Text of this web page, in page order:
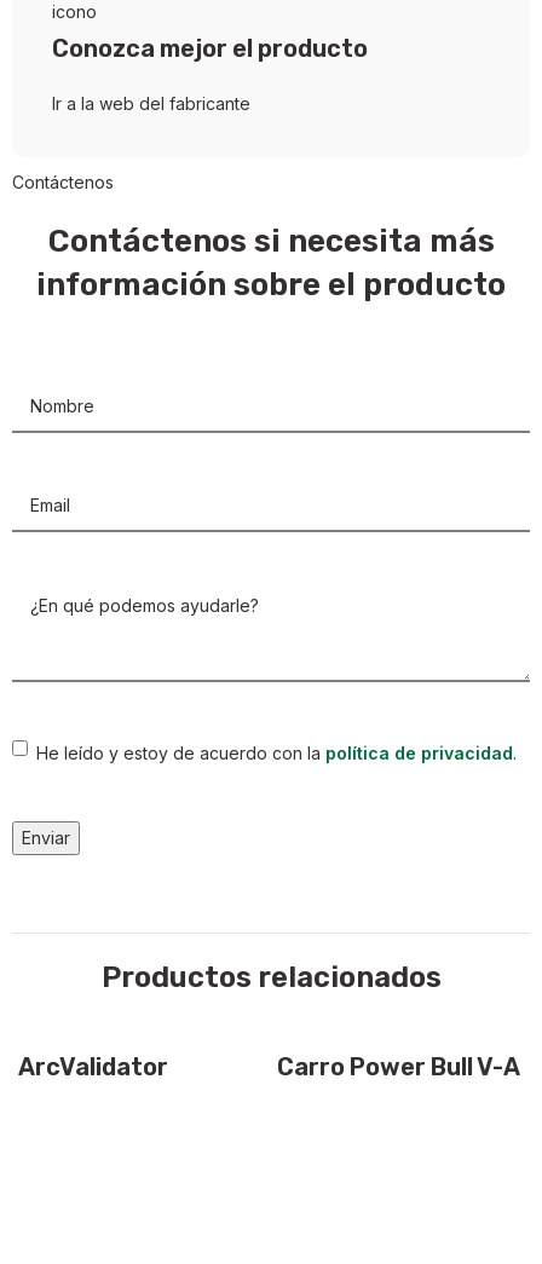
Conozca mejor el producto
Ir a la web del fabricante
Contáctenos
Contáctenos si necesita más
información sobre el producto
qué
Consentimiento
He leído y estoy de acuerdo con la política de privacidad.
Enviar
Productos relacionados
ArcValidator Carro Power Bull V-A